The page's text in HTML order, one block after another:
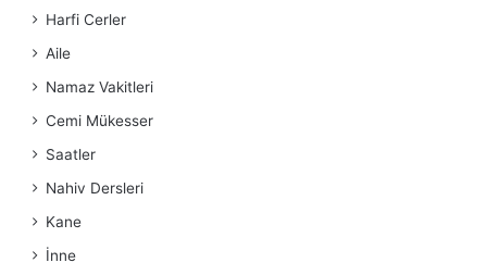
Harfi Cerler
Aile
Namaz Vakitleri
Cemi Mükesser
Saatler
Nahiv Dersleri
Kane
İnne